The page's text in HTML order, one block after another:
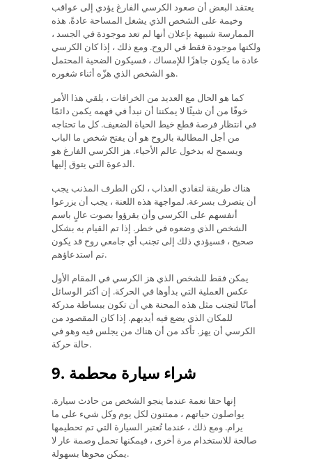
يعتقد البعض أن صعود الكرسي الفارغ يؤدي إلى عواقب
وخيمة على الشخص الذي يشغل المساحة عادةً. هذه
الممارسة شبيهة بإعلان أنها لم تعد موجودة في الجسد ،
ولكنها موجودة فقط في الروح. ومع ذلك ، إذا كان الكرسي
عادة ما يكون جاهزًا للإمساك ، فسيكون الضحية المحتمل
هو الشخص الذي هزّه أثناء شغوره.
كما هو الحال مع العديد من الخرافات ، يلقي هذا الأمر
خوفًا من أن شيئًا لا يمكننا أن نبدأ في فهمه يكمن دائمًا
في انتظار فرصة قطع خيط الحياة الضعيف. كل ما تحتاجه
من أجل المطالبة بالروح هو أن يفتح شخص ما الباب
ويسمح له بدخول عالم الأحياء. هز الكرسي الفارغ هو
الدعوة التي يتوق إليها.
هناك طريقة لتفادي العذاب ، لكن الطرف المذنب يجب
أن يتصرف بسرعة. لمواجهة هذه اللعنة ، يجب أن يزرعوا
أنفسهم على الكرسي وأن يقرؤوا بصوت عالٍ باسم
الشخص الذي وضعوه في خطر. إذا تم القيام به بشكل
صحيح ، فسيؤدي ذلك إلى تجنب أي جامعي روح قد يكون
تم استدعاؤهم.
يمكن فقط للشخص الذي هز الكرسي في المقام الأول
عكس العملية التي بدأوها في الحركة. إن أكثر الوسائل
أمانًا لتجنب مثل هذه المحنة هي أن تكون ببساطة مدركة
للمكان الذي يضع فيه أيديهم. إذا كان المقصود من
الكرسي أن يهز. تأكد من أن هناك من يجلس فيه وهو في
حالة حركة.
9. شراء سيارة محطمة
إنها حقا نعمة عندما ينجو الشخص من حادث سيارة.
يواصلون حياتهم ، ممتنون لكل يوم وكل شيء على ما
يرام. ومع ذلك ، عندما تُعتبر السيارة التي تم تحطيمها
صالحة للاستخدام مرة أخرى ، فيمكنها تحمل وصمة عار لا
يمكن محوها بسهولة.